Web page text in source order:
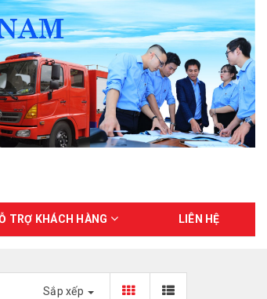
TRỢ KHÁCH HÀNG LIÊN HỆ
Sắp xếp